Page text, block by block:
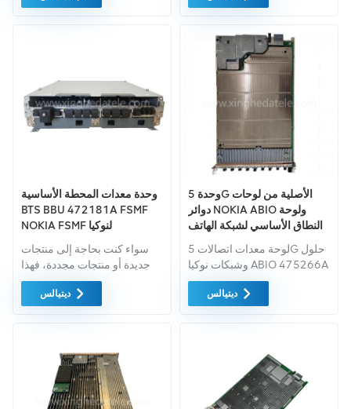
توفير كل هذه بأفضل الأسعار
توفير كل هذه بأفضل الأسعار
وحدة معدات المحطة الأساسية
BTS BBU 472181A FSMF
NOKIA FSMF لنوكيا
سواء كنت بحاجة إلى منتجات
جديدة أو منتجات مجددة، فهذا
أمر شامل الضمان كمعيار. نحن
فقط نشتري معدات السوق
توفير كل هذه بأفضل الأسعار
ديتيالس
وحدة 5G الأصلية من لوحات
دوائر NOKIA ABIO ولوحة
النطاق الأساسي لشبكة الهاتف
المحمول NOKIA ABIO
لوحة معدات اتصالات 5G حلول
وشبكات نوكيا ABIO 475266A
ديتيالس